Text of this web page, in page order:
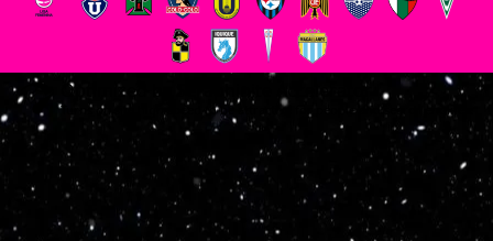
Optimized by Seraphinite Accelerator
Turns on site high speed to be attractive for people and search engines.